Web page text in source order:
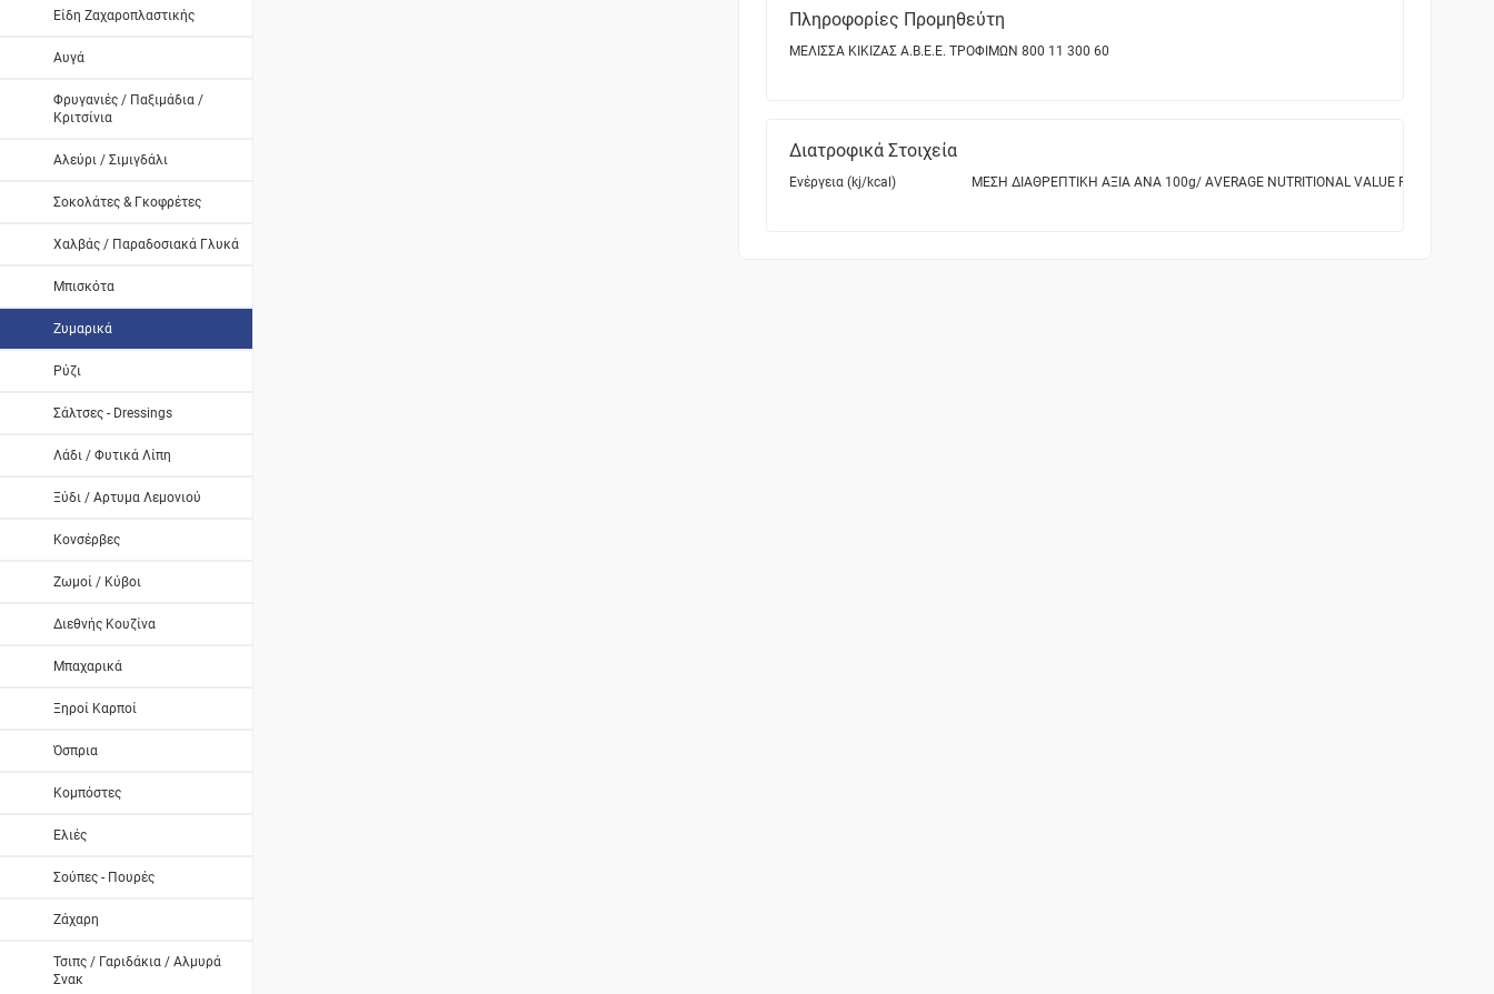
Είδη Ζαχαροπλαστικής
Αυγά
Φρυγανιές / Παξιμάδια /
Κριτσίνια
Αλεύρι / Σιμιγδάλι
Σοκολάτες & Γκοφρέτες
Χαλβάς / Παραδοσιακά Γλυκά
Μπισκότα
Ζυμαρικά
Ρύζι
Σάλτσες - Dressings
Λάδι / Φυτικά Λίπη
Ξύδι / Αρτυμα Λεμονιού
Κονσέρβες
Ζωμοί / Κύβοι
Διεθνής Κουζίνα
Μπαχαρικά
Ξηροί Καρποί
Όσπρια
Κομπόστες
Ελιές
Σούπες - Πουρές
Ζάχαρη
Τσιπς / Γαριδάκια / Αλμυρά
Σνακ
Πληροφορίες Προμηθεύτη
ΜΕΛΙΣΣΑ ΚΙΚΙΖΑΣ Α.Β.Ε.Ε. ΤΡΟΦΙΜΩΝ 800 11 300 60
Διατροφικά Στοιχεία
Ενέργεια (kj/kcal) ΜΕΣΗ ΔΙΑΘΡΕΠΤΙΚΗ ΑΞΙΑ ANA 100g/ ΑVERAGE NUTRITIONAL VALUE PER 100g